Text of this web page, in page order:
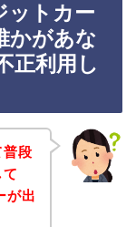
ットカー
かがあな
正利用し
段
が出